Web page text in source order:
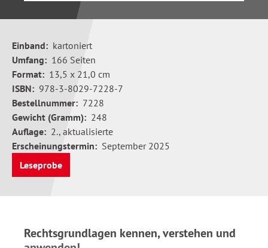
Einband: kartoniert
Umfang: 166 Seiten
Format: 13,5 x 21,0 cm
ISBN: 978-3-8029-7228-7
Bestellnummer: 7228
Gewicht (Gramm): 248
Auflage: 2., aktualisierte
Erscheinungstermin: September 2025
Leseprobe
Rechtsgrundlagen kennen, verstehen und